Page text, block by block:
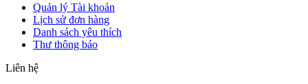
Quản lý Tài khoản
Lịch sử đơn hàng
Danh sách yêu thích
Thư thông báo
Liên hệ